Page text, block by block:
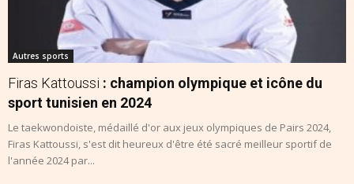
Autres sports
Firas Kattoussi : champion olympique et icône du
sport tunisien en 2024
Le taekwondoiste, médaillé d'or aux jeux olympiques de Pairs 2024,
Firas Kattoussi, s'est dit heureux d'être été sacré meilleur sportif de
l'année 2024 par...